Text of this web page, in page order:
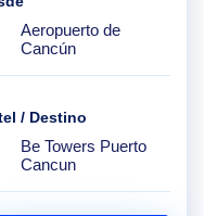
Aeropuerto de
Cancún
/ Destino
Be Towers Puerto
Cancun